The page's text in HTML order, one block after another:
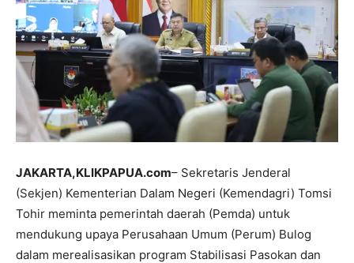
JAKARTA,KLIKPAPUA.com– Sekretaris Jenderal
(Sekjen) Kementerian Dalam Negeri (Kemendagri) Tomsi
Tohir meminta pemerintah daerah (Pemda) untuk
mendukung upaya Perusahaan Umum (Perum) Bulog
dalam merealisasikan program Stabilisasi Pasokan dan